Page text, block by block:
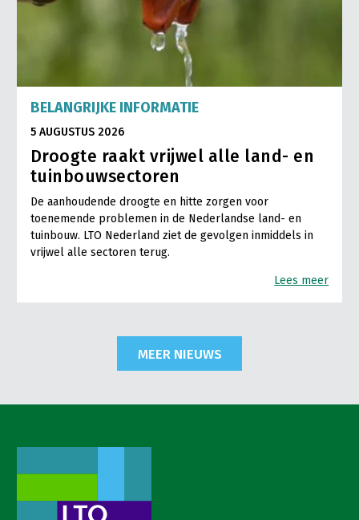
BELANGRIJKE INFORMATIE
5 AUGUSTUS 2026
Droogte raakt vrijwel alle land- en
tuinbouwsectoren
De aanhoudende droogte en hitte zorgen voor
toenemende problemen in de Nederlandse land- en
tuinbouw. LTO Nederland ziet de gevolgen inmiddels in
vrijwel alle sectoren terug.
Lees meer
MEER NIEUWS